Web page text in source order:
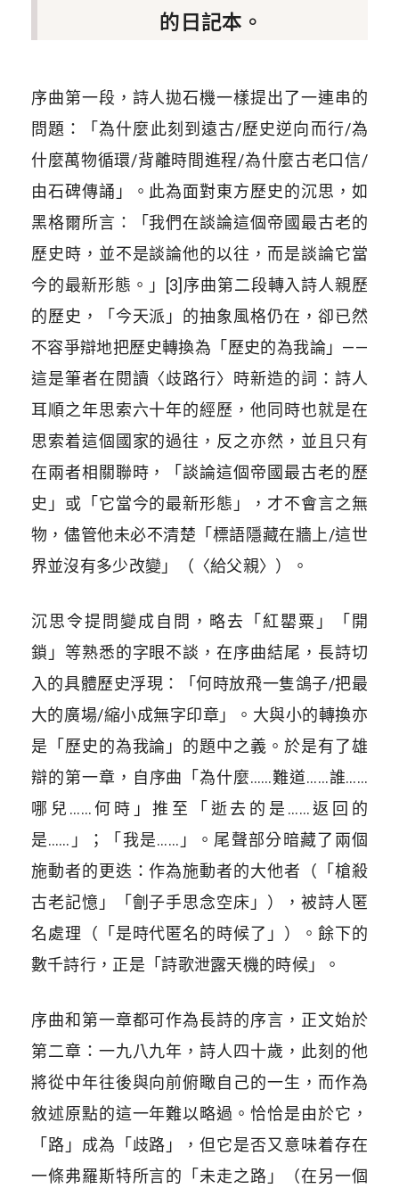
的日記本。
序曲第一段，詩人拋石機一樣提出了一連串的
問題：「為什麼此刻到遠古/歷史逆向而行/為
什麼萬物循環/背離時間進程/為什麼古老口信/
由石碑傳誦」。此為面對東方歷史的沉思，如
黑格爾所言：「我們在談論這個帝國最古老的
歷史時，並不是談論他的以往，而是談論它當
今的最新形態。」[3]序曲第二段轉入詩人親歷
的歷史，「今天派」的抽象風格仍在，卻已然
不容爭辯地把歷史轉換為「歷史的為我論」——
這是筆者在閱讀〈歧路行〉時新造的詞：詩人
耳順之年思索六十年的經歷，他同時也就是在
思索着這個國家的過往，反之亦然，並且只有
在兩者相關聯時，「談論這個帝國最古老的歷
史」或「它當今的最新形態」，才不會言之無
物，儘管他未必不清楚「標語隱藏在牆上/這世
界並沒有多少改變」（〈給父親〉）。
沉思令提問變成自問，略去「紅罌粟」「開
鎖」等熟悉的字眼不談，在序曲結尾，長詩切
入的具體歷史浮現：「何時放飛一隻鴿子/把最
大的廣場/縮小成無字印章」。大與小的轉換亦
是「歷史的為我論」的題中之義。於是有了雄
辯的第一章，自序曲「為什麼……難道……誰……
哪兒……何時」推至「逝去的是……返回的
是……」；「我是……」。尾聲部分暗藏了兩個
施動者的更迭：作為施動者的大他者（「槍殺
古老記憶」「劊子手思念空床」），被詩人匿
名處理（「是時代匿名的時候了」）。餘下的
數千詩行，正是「詩歌泄露天機的時候」。
序曲和第一章都可作為長詩的序言，正文始於
第二章：一九八九年，詩人四十歲，此刻的他
將從中年往後與向前俯瞰自己的一生，而作為
敘述原點的這一年難以略過。恰恰是由於它，
「路」成為「歧路」，但它是否又意味着存在
一條弗羅斯特所言的「未走之路」（在另一個